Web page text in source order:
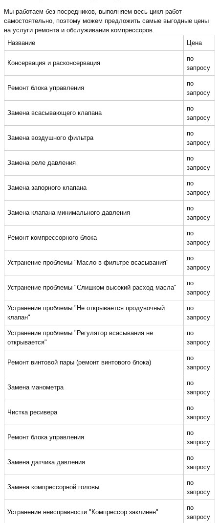
Мы работаем без посредников, выполняем весь цикл работ
самостоятельно, поэтому можем предложить самые выгодные цены
на услуги ремонта и обслуживания компрессоров.
Название
Цена
Консервация и расконсервация
по
запросу
Ремонт блока управления
по
запросу
Замена всасывающего клапана
по
запросу
Замена воздушного фильтра
по
запросу
Замена реле давления
по
запросу
Замена запорного клапана
по
запросу
Замена клапана минимального давления
по
запросу
Ремонт компрессорного блока
по
запросу
Устранение проблемы "Масло в фильтре всасывания"
по
запросу
Устранение проблемы "Слишком высокий расход масла"
по
запросу
Устранение проблемы "Не открывается продувочный
клапан"
по
запросу
Устранение проблемы "Регулятор всасывания не
открывается"
по
запросу
Ремонт винтовой пары (ремонт винтового блока)
по
запросу
Замена манометра
по
запросу
Чистка ресивера
по
запросу
Ремонт блока управления
по
запросу
Замена датчика давления
по
запросу
Замена компрессорной головы
по
запросу
Устранение неисправности "Компрессор заклинен"
по
запросу